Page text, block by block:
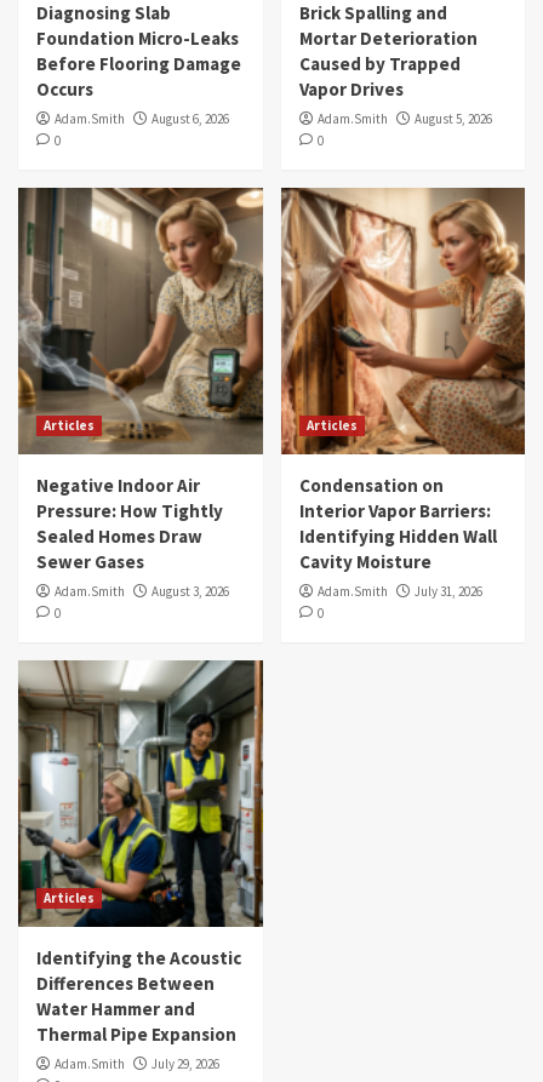
Diagnosing Slab
Foundation Micro-Leaks
Before Flooring Damage
Occurs
Adam.Smith
August 6, 2026
0
Brick Spalling and
Mortar Deterioration
Caused by Trapped
Vapor Drives
Adam.Smith
August 5, 2026
0
Articles
Negative Indoor Air
Pressure: How Tightly
Sealed Homes Draw
Sewer Gases
Adam.Smith
August 3, 2026
0
Articles
Condensation on
Interior Vapor Barriers:
Identifying Hidden Wall
Cavity Moisture
Adam.Smith
July 31, 2026
0
Articles
Identifying the Acoustic
Differences Between
Water Hammer and
Thermal Pipe Expansion
Adam.Smith
July 29, 2026